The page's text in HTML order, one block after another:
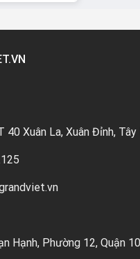
40 Xuân La, Xuân Đỉnh, Tây
Hạnh, Phường 12, Quận